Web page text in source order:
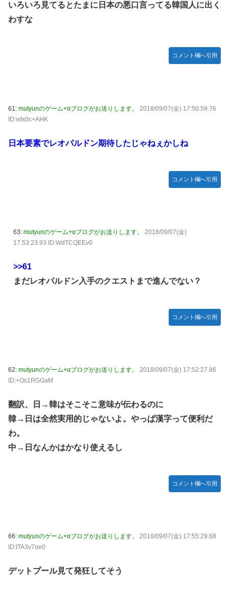
いろいろ見てるとたまに日本の悪口言ってる韓国人に出く
わすな
コメント欄へ引用
61: mutyunのゲーム+αブログがお送りします。
2018/09/07(金) 17:50:59.76
ID:wfx0c+AHK
日本要素でレオパルドン期待したじゃねぇかしね
コメント欄へ引用
63: mutyunのゲーム+αブログがお送りします。
2018/09/07(金)
17:53:23.93 ID:WdTCQEEv0
>>61
まだレオパルドン入手のクエストまで進んでない？
コメント欄へ引用
62: mutyunのゲーム+αブログがお送りします。
2018/09/07(金) 17:52:27.86
ID:+Os1RGGaM
翻訳、日→韓はそこそこ意味が伝わるのに
韓→日は全然実用的じゃないよ。やっぱ漢字って便利だ
わ。
中→日なんかはかなり使えるし
コメント欄へ引用
66: mutyunのゲーム+αブログがお送りします。
2018/09/07(金) 17:55:29.68
ID:ITA3v7oe0
デットプール見て発狂してそう